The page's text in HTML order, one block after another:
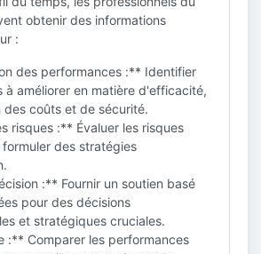
obtenir des informations
:
des performances :** Identifier
à améliorer en matière d'efficacité,
coûts et de sécurité.
risques :** Évaluer les risques
des stratégies
:** Fournir un soutien basé
pour des décisions
et stratégiques cruciales.
:** Comparer les performances